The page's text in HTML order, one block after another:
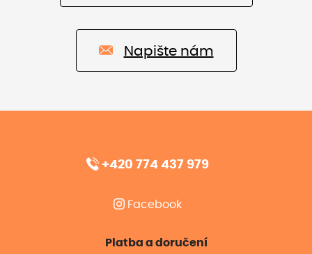
Napište nám
+420 774 437 979
Facebook
Platba a doručení